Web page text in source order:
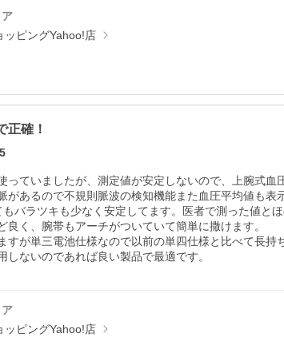
ッピングYahoo!店
正確！
5
っていましたが、測定値が安定しないので、上腕式血
があるので不規則脈波の検知機能また血圧平均値も表
バラツキも少なく安定してます。医者で測った値とほ
良く、腕帯もアーチがついていて簡単に撒けます。
すが単三電池仕様なので以前の単四仕様と比べて長持
しないのであれば良い製品で最適です。
ッピングYahoo!店